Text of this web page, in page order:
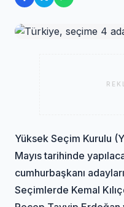
Yüksek Seçim Kurulu
Mayıs tarihinde
cumhurbaşkanı
Seçimlerde Kemal